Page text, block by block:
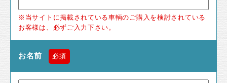
※当サイトに掲載されている車輌のご購入を検討されている
お客様は、必ずご入力下さい。
お名前 必須